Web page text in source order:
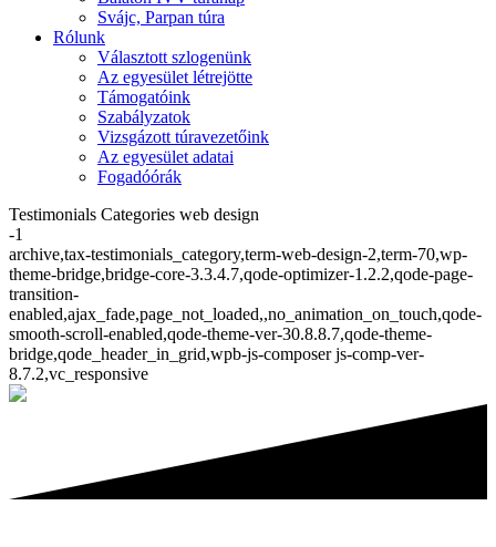
Svájc, Parpan túra
Rólunk
Választott szlogenünk
Az egyesület létrejötte
Támogatóink
Szabályzatok
Vizsgázott túravezetőink
Az egyesület adatai
Fogadóórák
Testimonials Categories web design
-1
archive,tax-testimonials_category,term-web-design-2,term-70,wp-
theme-bridge,bridge-core-3.3.4.7,qode-optimizer-1.2.2,qode-page-
transition-
enabled,ajax_fade,page_not_loaded,,no_animation_on_touch,qode-
smooth-scroll-enabled,qode-theme-ver-30.8.8.7,qode-theme-
bridge,qode_header_in_grid,wpb-js-composer js-comp-ver-
8.7.2,vc_responsive